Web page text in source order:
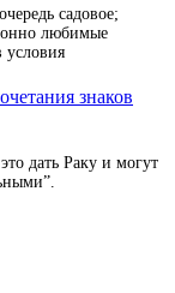
садовое;
любимые
условия
знаков
дать Раку и могут